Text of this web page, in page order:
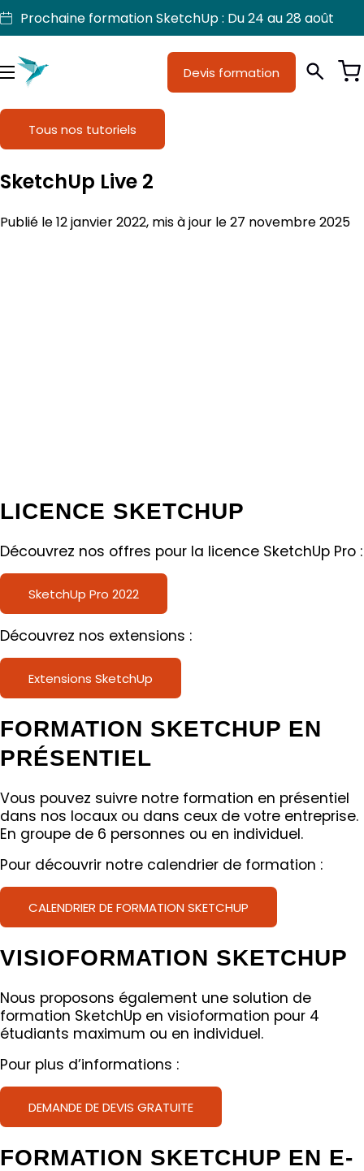
Aller
au
contenu
Prochaine formation SketchUp : Du 24 au 28 août
MenuJe suis
Licences SketchUp
Nos produits
Support
Devis formation
Tous nos tutoriels
SketchUp Live 2
Publié le 12 janvier 2022, mis à jour le 27 novembre 2025
LICENCE SKETCHUP
Découvrez nos offres pour la licence SketchUp Pro :
SketchUp Pro 2022
Découvrez nos extensions :
Extensions SketchUp
FORMATION SKETCHUP EN
PRÉSENTIEL
Vous pouvez suivre notre formation en présentiel
dans nos locaux ou dans ceux de votre entreprise.
En groupe de 6 personnes ou en individuel.
Pour découvrir notre calendrier de formation :
CALENDRIER DE FORMATION SKETCHUP
VISIOFORMATION SKETCHUP
Nous proposons également une solution de
formation SketchUp en visioformation pour 4
étudiants maximum ou en individuel.
Pour plus d’informations :
DEMANDE DE DEVIS GRATUITE
FORMATION SKETCHUP EN E-